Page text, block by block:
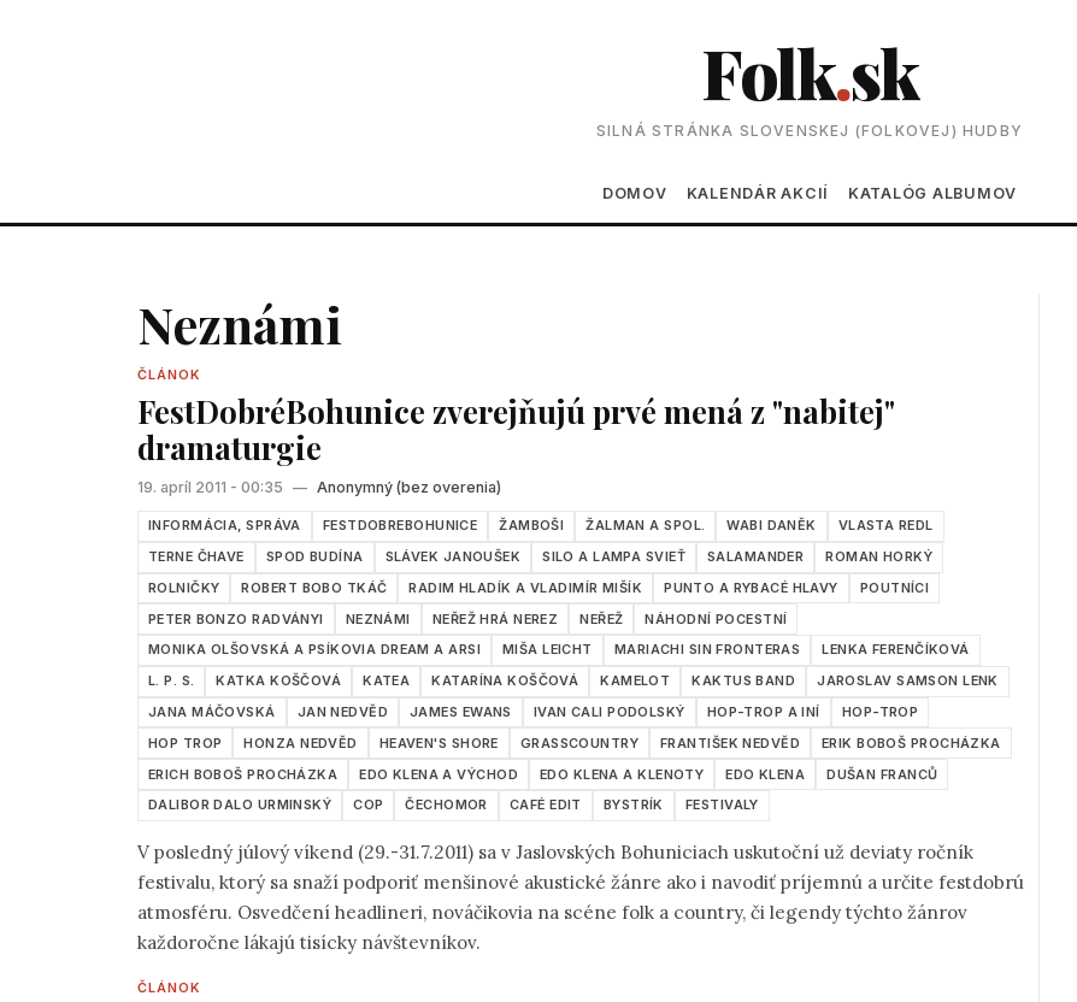
Folk.sk
SILNÁ STRÁNKA SLOVENSKEJ (FOLKOVEJ) HUDBY
Main navigation
DOMOV KALENDÁR AKCIÍ KATALÓG ALBUMOV
Neznámi
ČLÁNOK
FestDobréBohunice zverejňujú prvé mená z "nabitej"
dramaturgie
19. apríl 2011 - 00:35 — Anonymný (bez overenia)
INFORMÁCIA, SPRÁVA FESTDOBREBOHUNICE ŽAMBOŠI ŽALMAN A SPOL. WABI DANĚK
VLASTA REDL
TERNE ČHAVE
SPOD BUDÍNA SLÁVEK JANOUŠEK SILO A LAMPA SVIEŤ SALAMANDER
ROMAN HORKÝ
ROLNIČKY
ROBERT BOBO TKÁČ RADIM HLADÍK A VLADIMÍR MIŠÍK PUNTO A RYBACÉ HLAVY
POUTNÍCI
PETER BONZO RADVÁNYI
NEZNÁMI NEŘEŽ HRÁ NEREZ NEŘEŽ
NÁHODNÍ POCESTNÍ
MONIKA OLŠOVSKÁ A PSÍKOVIA DREAM A ARSI
MIŠA LEICHT MARIACHI SIN FRONTERAS
LENKA FERENČÍKOVÁ
L. P. S.
KATKA KOŠČOVÁ KATEA KATARÍNA KOŠČOVÁ KAMELOT KAKTUS BAND
JAROSLAV SAMSON LENK
JANA MÁČOVSKÁ
JAN NEDVĚD JAMES EWANS IVAN CALI PODOLSKÝ HOP-TROP A INÍ
HOP-TROP
HOP TROP
HONZA NEDVĚD HEAVEN'S SHORE GRASSCOUNTRY FRANTIŠEK NEDVĚD
ERIK BOBOŠ PROCHÁZKA
ERICH BOBOŠ PROCHÁZKA
EDO KLENA A VÝCHOD EDO KLENA A KLENOTY EDO KLENA
DUŠAN FRANCŮ
DALIBOR DALO URMINSKÝ
COP ČECHOMOR CAFÉ EDIT BYSTRÍK FESTIVALY
V posledný júlový víkend (29.-31.7.2011) sa v Jaslovských Bohuniciach uskutoční už deviaty ročník
festivalu, ktorý sa snaží podporiť menšinové akustické žánre ako i navodiť príjemnú a určite festdobrú
atmosféru. Osvedčení headlineri, nováčikovia na scéne folk a country, či legendy týchto žánrov
každoročne lákajú tisícky návštevníkov.
ČLÁNOK